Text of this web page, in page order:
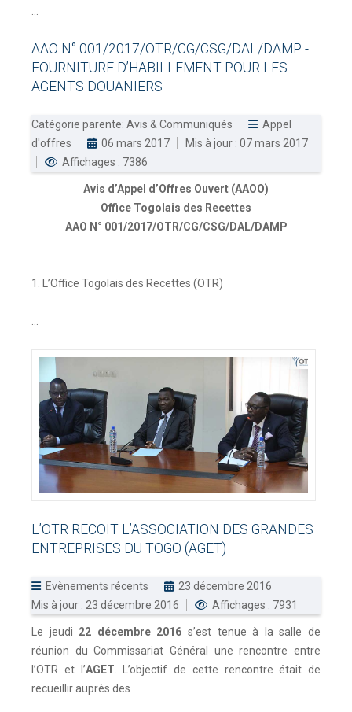
AAO N° 001/2017/OTR/CG/CSG/DAL/DAMP -
FOURNITURE D’HABILLEMENT POUR LES
AGENTS DOUANIERS
Catégorie parente: Avis & Communiqués
Appel
d'offres
06 mars 2017
Mis à jour : 07 mars 2017
Affichages : 7386
Avis d’Appel d’Offres Ouvert (AAOO)
Office Togolais des Recettes
AAO N° 001/2017/OTR/CG/CSG/DAL/DAMP
1. L’Office Togolais des Recettes (OTR)
L’OTR RECOIT L’ASSOCIATION DES GRANDES
ENTREPRISES DU TOGO (AGET)
Evènements récents
23 décembre 2016
Mis à jour : 23 décembre 2016
Affichages : 7931
Le jeudi 22 décembre 2016 s’est tenue à la salle de
réunion du Commissariat Général une rencontre entre
l’OTR et l’AGET . L’objectif de cette rencontre était de
recueillir auprès des